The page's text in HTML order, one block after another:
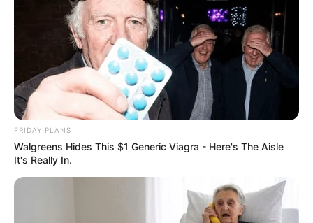
The Chapel Of Sound Amphitheater - Architectural
BRAINBERRIES
FRIDAY PLANS
Walgreens Hides This $1 Generic Viagra - Here's The Aisle
It's Really In.